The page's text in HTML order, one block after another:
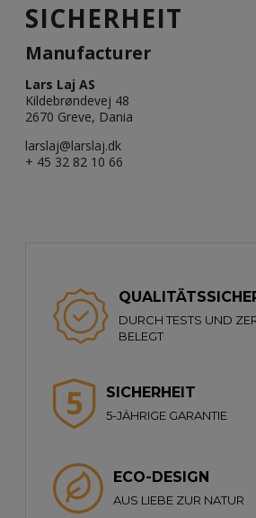
SICHERHEIT
Manufacturer
Lars Laj AS
Kildebrøndevej 48
2670 Greve, Dania
larslaj@larslaj.dk
+ 45 32 82 10 66
DURCH TESTS UND
BELEGT
SICHERHEIT
5-JÄHRIGE GARANTIE
ECO-DESIGN
AUS LIEBE ZUR NATUR